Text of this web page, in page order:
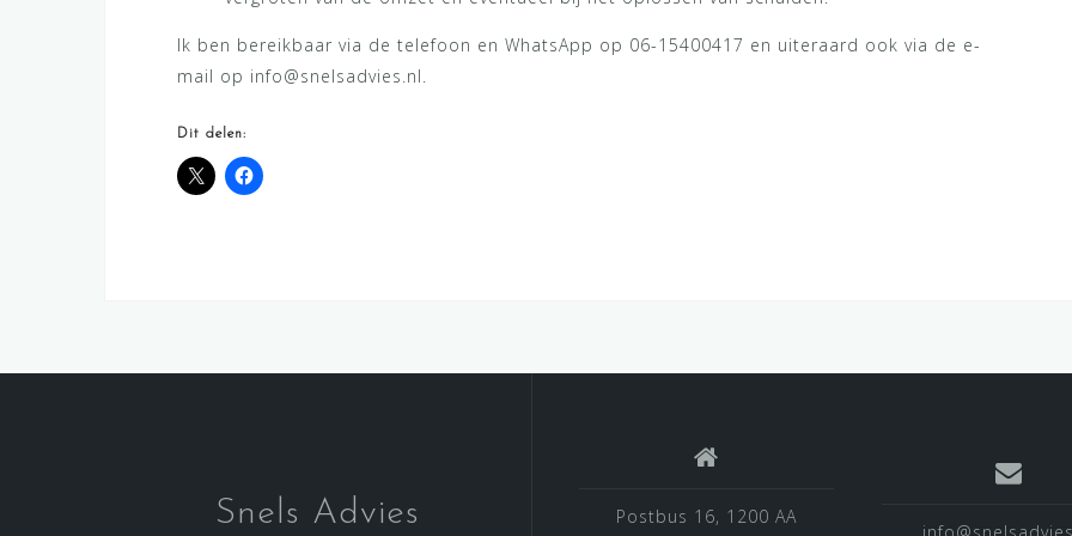
Ik ben bereikbaar via de telefoon en WhatsApp op 06-15400417 en uiteraard ook via de e-
mail op info@snelsadvies.nl.
Dit delen:
Snels Advies Postbus 16, 1200 AA